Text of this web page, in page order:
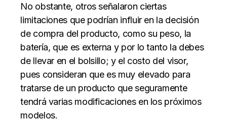
No obstante, otros señalaron ciertas
limitaciones que podrían influir en la decisión
de compra del producto, como su peso, la
batería, que es externa y por lo tanto la debes
de llevar en el bolsillo; y el costo del visor,
pues consideran que es muy elevado para
tratarse de un producto que seguramente
tendrá varias modificaciones en los próximos
modelos.